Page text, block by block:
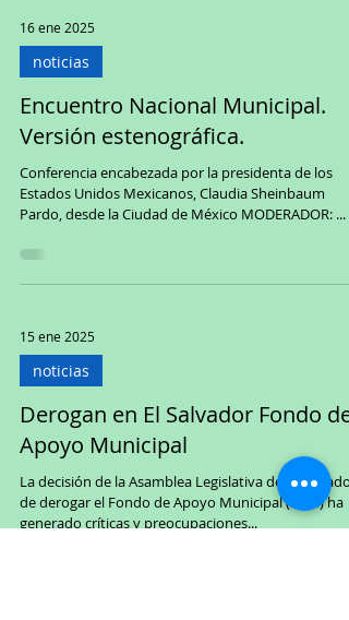
16 ene 2025
noticias
Encuentro Nacional Municipal.
Versión estenográfica.
Conferencia encabezada por la presidenta de los
Estados Unidos Mexicanos, Claudia Sheinbaum
Pardo, desde la Ciudad de México MODERADOR: ...
15 ene 2025
noticias
Derogan en El Salvador Fondo de
Apoyo Municipal
La decisión de la Asamblea Legislativa de El Salvador
de derogar el Fondo de Apoyo Municipal (FAM) ha
generado críticas y preocupaciones...